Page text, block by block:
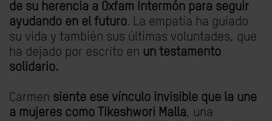
de su herencia a Oxfam Intermón para seguir
ayudando en el futuro. La empatía ha guiado
su vida y también sus últimas voluntades, que
ha dejado por escrito en un testamento
solidario.
Carmen siente ese vínculo invisible que la une
a mujeres como Tikeshwori Malla, una